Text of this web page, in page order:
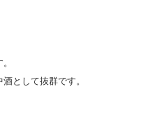
として抜群です。